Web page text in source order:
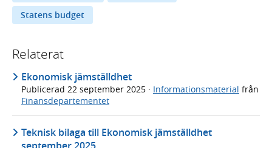
Statens budget
Relaterat
Ekonomisk jämställdhet
Publicerad 22 september 2025 · Informationsmaterial från
Finansdepartementet
Teknisk bilaga till Ekonomisk jämställdhet